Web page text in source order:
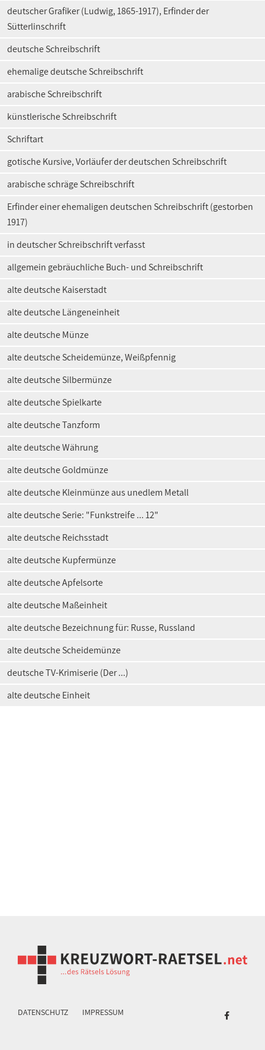
deutscher Grafiker (Ludwig, 1865-1917), Erfinder der
Sütterlinschrift
deutsche Schreibschrift
ehemalige deutsche Schreibschrift
arabische Schreibschrift
künstlerische Schreibschrift
Schriftart
gotische Kursive, Vorläufer der deutschen Schreibschrift
arabische schräge Schreibschrift
Erfinder einer ehemaligen deutschen Schreibschrift (gestorben
1917)
in deutscher Schreibschrift verfasst
allgemein gebräuchliche Buch- und Schreibschrift
alte deutsche Kaiserstadt
alte deutsche Längeneinheit
alte deutsche Münze
alte deutsche Scheidemünze, Weißpfennig
alte deutsche Silbermünze
alte deutsche Spielkarte
alte deutsche Tanzform
alte deutsche Währung
alte deutsche Goldmünze
alte deutsche Kleinmünze aus unedlem Metall
alte deutsche Serie: "Funkstreife ... 12"
alte deutsche Reichsstadt
alte deutsche Kupfermünze
alte deutsche Apfelsorte
alte deutsche Maßeinheit
alte deutsche Bezeichnung für: Russe, Russland
alte deutsche Scheidemünze
deutsche TV-Krimiserie (Der ...)
alte deutsche Einheit
DATENSCHUTZ IMPRESSUM